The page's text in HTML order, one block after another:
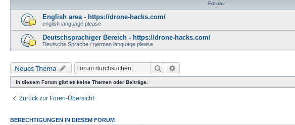
Forum
English area - https://drone-hacks.com/
english language please
Deutschsprachiger Bereich - https://drone-hacks.com/
Deutsche Sprache / german language please
Neues Thema Suche
In diesem Forum gibt es keine Themen oder Beiträge.
Zurück zur Foren-Übersicht
BERECHTIGUNGEN IN DIESEM FORUM